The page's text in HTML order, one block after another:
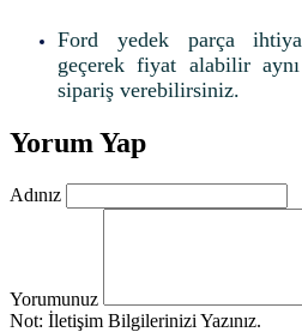
Ford yedek parça
geçerek fiyat alabilir
sipariş verebilirsiniz.
Yorum Yap
Adınız
Yorumunuz
Not: İletişim Bilgilerinizi Yazınız.